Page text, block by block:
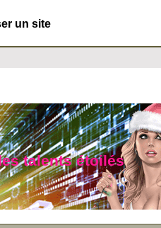
un site
talents étoilés